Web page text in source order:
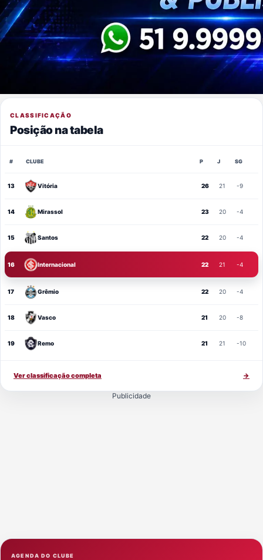
CLASSIFICAÇÃO
Posição na tabela
# CLUBE P J SG
13 Vitória 26 21 -9
14 Mirassol 23 20 -4
15 Santos 22 20 -4
16 Internacional 22 21 -4
17 Grêmio 22 20 -4
18 Vasco 21 20 -8
19 Remo 21 21 -10
Ver classificação completa →
Publicidade
AGENDA DO CLUBE